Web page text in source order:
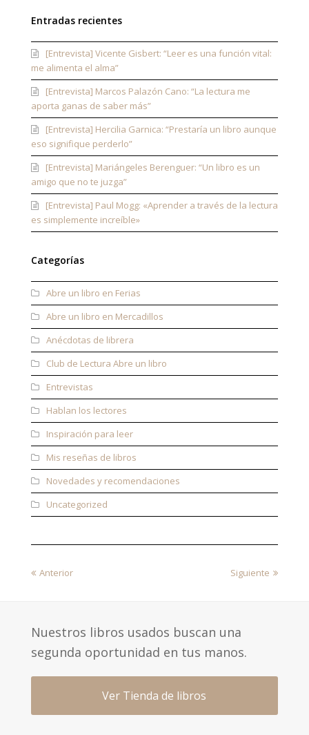
Entradas recientes
[Entrevista] Vicente Gisbert: “Leer es una función vital:
me alimenta el alma”
[Entrevista] Marcos Palazón Cano: “La lectura me
aporta ganas de saber más”
[Entrevista] Hercilia Garnica: “Prestaría un libro aunque
eso signifique perderlo”
[Entrevista] Mariángeles Berenguer: “Un libro es un
amigo que no te juzga”
[Entrevista] Paul Mogg: «Aprender a través de la lectura
es simplemente increíble»
Categorías
Abre un libro en Ferias
Abre un libro en Mercadillos
Anécdotas de librera
Club de Lectura Abre un libro
Entrevistas
Hablan los lectores
Inspiración para leer
Mis reseñas de libros
Novedades y recomendaciones
Uncategorized
previous
Anterior
next
Siguiente
Nuestros libros usados buscan una
segunda oportunidad en tus manos.
Ver Tienda de libros